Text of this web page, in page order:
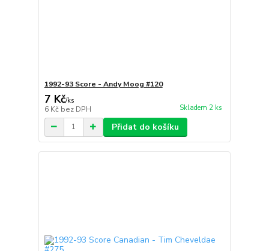
1992-93 Score - Andy Moog #120
7 Kč/ks
6 Kč bez DPH Skladem 2 ks
Přidat do košíku